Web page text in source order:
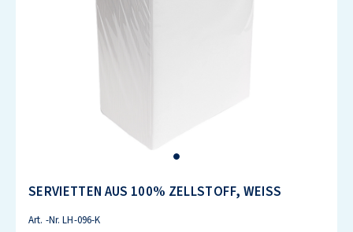
SERVIETTEN AUS 100% ZELLSTOFF, WEISS
Art. -Nr.LH-096-K